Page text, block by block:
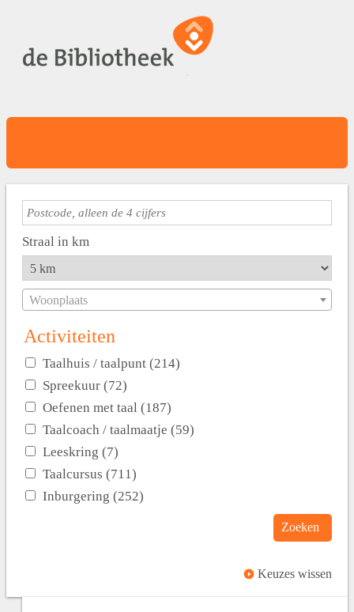
Straal in km
Woonplaats
Activiteiten
Taalhuis / taalpunt (214)
Spreekuur (72)
Oefenen met taal (187)
Taalcoach / taalmaatje (59)
Leeskring (7)
Taalcursus (711)
Inburgering (252)
Zoeken
Keuzes wissen